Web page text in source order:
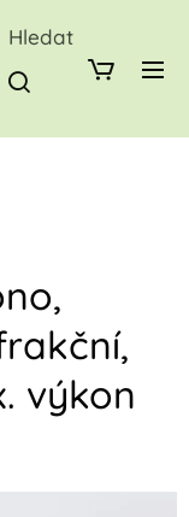
Hledat
výkon